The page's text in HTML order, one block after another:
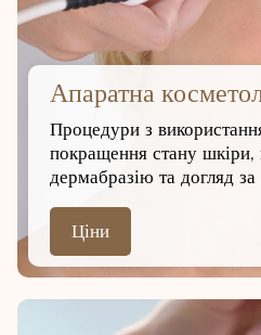
Апаратна
Процедури з
покращення стану
дермабразію та догляд
Ціни